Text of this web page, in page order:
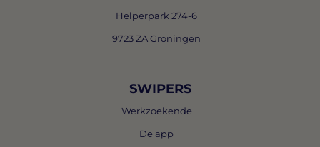
Helperpark 274-6
9723 ZA Groningen
SWIPERS
Werkzoekende
De app